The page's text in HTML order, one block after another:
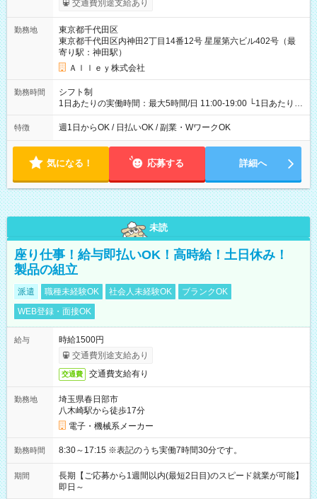
交通費別途支給あり
勤務地
東京都千代田区
東京都千代田区内神田2丁目14番12号 星屋第六ビル402号（最
寄り駅：神田駅）
Ａｌｌｅｙ株式会社
勤務時間
シフト制
1日あたりの実働時間：最大5時間/日 11:00-19:00 └1日あたりの
実働時間：1-5時間 └上記の時間帯内であれば、いつでも勤務可
能！ └平日・土曜日の中で、お好きな曜日でご勤務いただけま
18:00 などのように、自由な働き方が可能なお仕事です！
特徴 週1日からOK / 日払いOK / 副業・WワークOK
気になる！ 応募する 詳細へ
未読
座り仕事！給与即払いOK！高時給！土日休み！
製品の組立
派遣 職種未経験OK 社会人未経験OK
ブランクOK
WEB登録・面接OK
給与
時給1500円
交通費別途支給あり
交通費 交通費支給有り
勤務地
埼玉県春日部市
八木崎駅から徒歩17分
電子・機械系メーカー
勤務時間 8:30～17:15 ※表記のうち実働7時間30分です。
期間
長期【ご応募から1週間以内(最短2日目)のスピード就業が可能】
即日～